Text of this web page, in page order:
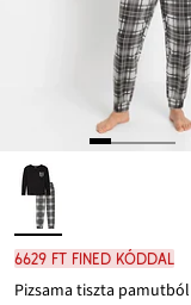
6629 Ft FINED kóddal
Pizsama tiszta pamutból